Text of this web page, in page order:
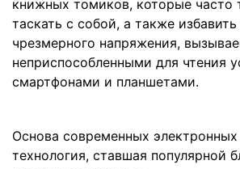
книжных томиков, которые часто
таскать с собой, а также избавить
чрезмерного напряжения,
неприспособленными для чтения
смартфонами и планшетами.
Основа современных
технология, ставшая популярной